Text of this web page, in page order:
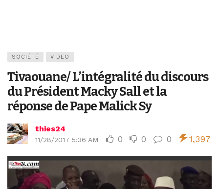
SOCIÉTÉ VIDEO
Tivaouane/ L’intégralité du discours
du Président Macky Sall et la
réponse de Pape Malick Sy
thies24
11/28/2017 5:36 AM 0 0 0 1,397